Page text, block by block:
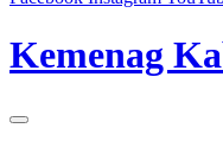
Kemenag